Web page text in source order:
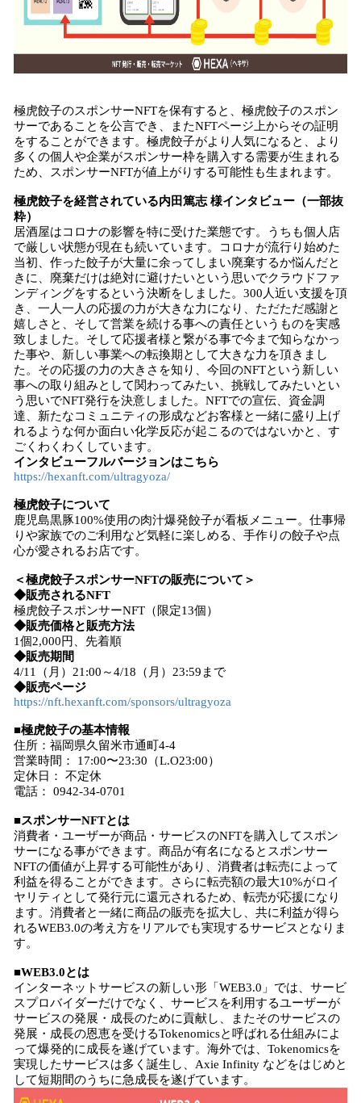
極虎餃子のスポンサーNFTを保有すると、極虎餃子のスポン
サーであることを公言でき、またNFTページ上からその証明
をすることができます。極虎餃子がより人気になると、より
多くの個人や企業がスポンサー枠を購入する需要が生まれる
ため、スポンサーNFTが値上がりする可能性も生まれます。
極虎餃子を経営されている内田篤志 様インタビュー（一部抜
粋）
居酒屋はコロナの影響を特に受けた業態です。うちも個人店
で厳しい状態が現在も続いています。コロナが流行り始めた
当初、作った餃子が大量に余ってしまい廃棄するか悩んだと
きに、廃棄だけは絶対に避けたいという思いでクラウドファ
ンディングをするという決断をしました。300人近い支援を頂
き、一人一人の応援の力が大きな力になり、ただただ感謝と
嬉しさと、そして営業を続ける事への責任というものを実感
致しました。そして応援者様と繋がる事で今まで知らなかっ
た事や、新しい事業への転換期として大きな力を頂きまし
た。その応援の力の大きさを知り、今回のNFTという新しい
事への取り組みとして関わってみたい、挑戦してみたいとい
う思いでNFT発行を決意しました。NFTでの宣伝、資金調
達、新たなコミュニティの形成などお客様と一緒に盛り上げ
れるような何か面白い化学反応が起こるのではないかと、す
ごくわくわくしています。
インタビューフルバージョンはこちら
https://hexanft.com/ultragyoza/
極虎餃子について
鹿児島黒豚100%使用の肉汁爆発餃子が看板メニュー。仕事帰
りや家族でのご利用など気軽に楽しめる、手作りの餃子や点
心が愛されるお店です。
＜極虎餃子スポンサーNFTの販売について＞
◆販売されるNFT
極虎餃子スポンサーNFT（限定13個）
◆販売価格と販売方法
1個2,000円、先着順
◆販売期間
4/11（月）21:00～4/18（月）23:59まで
◆販売ページ
https://nft.hexanft.com/sponsors/ultragyoza
■極虎餃子の基本情報
住所：福岡県久留米市通町4-4
営業時間： 17:00〜23:30（L.O23:00）
定休日： 不定休
電話： 0942-34-0701
■スポンサーNFTとは
消費者・ユーザーが商品・サービスのNFTを購入してスポン
サーになる事ができます。商品が有名になるとスポンサー
NFTの価値が上昇する可能性があり、消費者は転売によって
利益を得ることができます。さらに転売額の最大10%がロイ
ヤリティとして発行元に還元されるため、転売が応援になり
ます。消費者と一緒に商品の販売を拡大し、共に利益が得ら
れるWEB3.0の考え方をリアルでも実現するサービスとなりま
す。
■WEB3.0とは
インターネットサービスの新しい形「WEB3.0」では、サービ
スプロバイダーだけでなく、サービスを利用するユーザーが
サービスの発展・成長のために貢献し、またそのサービスの
発展・成長の恩恵を受けるTokenomicsと呼ばれる仕組みによ
って爆発的に成長を遂げています。海外では、Tokenomicsを
実現したサービスは多く誕生し、Axie Infinity などをはじめと
して短期間のうちに急成長を遂げています。